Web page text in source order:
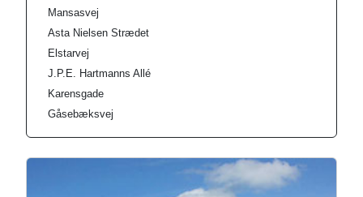
Mansasvej
Asta Nielsen Strædet
Elstarvej
J.P.E. Hartmanns Allé
Karensgade
Gåsebæksvej